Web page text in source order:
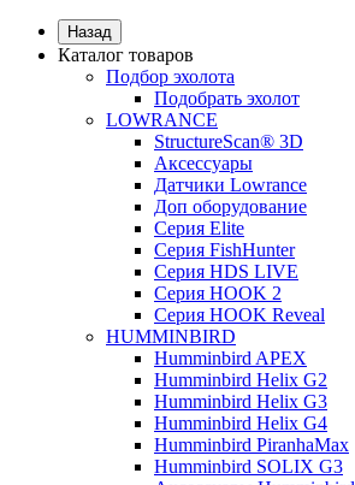
Назад
Каталог товаров
Подбор эхолота
Подобрать эхолот
LOWRANCE
StructureScan® 3D
Аксессуары
Датчики Lowrance
Доп оборудование
Серия Elite
Серия FishHunter
Серия HDS LIVE
Серия HOOK 2
Серия HOOK Reveal
HUMMINBIRD
Humminbird APEX
Humminbird Helix G2
Humminbird Helix G3
Humminbird Helix G4
Humminbird PiranhaMax
Humminbird SOLIX G3